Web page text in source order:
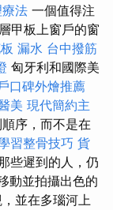
法 一個值得注
甲板上窗戶的窗
漏水 台中撥筋
匈牙利和國際美
口碑外燴推薦
美 現代簡約主
序，而不是在
習整骨技巧 貨
些遲到的人，仍
動並拍攝出色的
並在多瑙河上